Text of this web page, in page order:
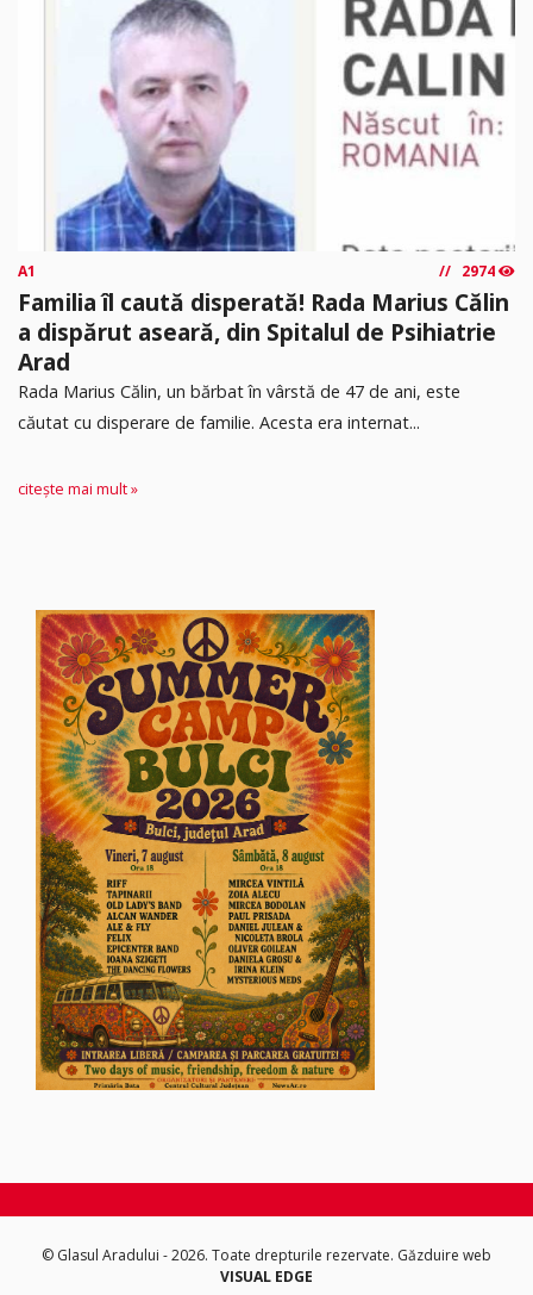
A1 2974
Familia îl caută disperată! Rada Marius Călin
a dispărut aseară, din Spitalul de Psihiatrie
Arad
Rada Marius Călin, un bărbat în vârstă de 47 de ani, este
căutat cu disperare de familie. Acesta era internat...
citește mai mult »
© Glasul Aradului - 2026. Toate drepturile rezervate. Găzduire web
VISUAL EDGE